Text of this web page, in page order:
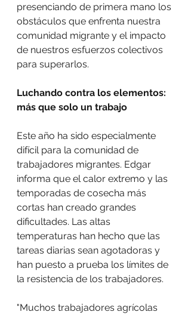
presenciando de primera mano los
obstáculos que enfrenta nuestra
comunidad migrante y el impacto
de nuestros esfuerzos colectivos
para superarlos.
Luchando contra los elementos:
más que solo un trabajo
Este año ha sido especialmente
difícil para la comunidad de
trabajadores migrantes. Edgar
informa que el calor extremo y las
temporadas de cosecha más
cortas han creado grandes
dificultades. Las altas
temperaturas han hecho que las
tareas diarias sean agotadoras y
han puesto a prueba los límites de
la resistencia de los trabajadores.
"Muchos trabajadores agrícolas